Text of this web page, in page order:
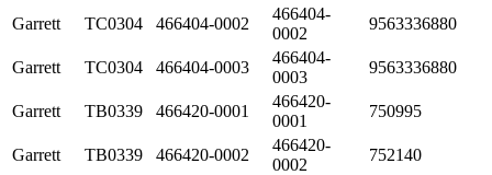
Garrett TC0304 466404-0002
466404-
0002
9563336880
Garrett TC0304 466404-0003
466404-
0003
9563336880
Garrett TB0339 466420-0001
466420-
0001
750995
Garrett TB0339 466420-0002
466420-
0002
752140